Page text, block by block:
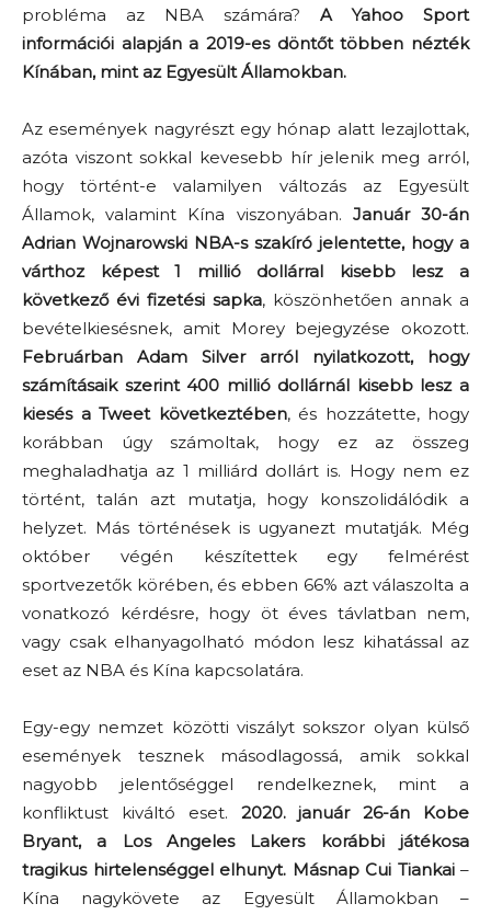
probléma az NBA számára? A Yahoo Sport
információi alapján a 2019-es döntőt többen nézték
Kínában, mint az Egyesült Államokban.
Az események nagyrészt egy hónap alatt lezajlottak,
azóta viszont sokkal kevesebb hír jelenik meg arról,
hogy történt-e valamilyen változás az Egyesült
Államok, valamint Kína viszonyában. Január 30-án
Adrian Wojnarowski NBA-s szakíró jelentette, hogy a
várthoz képest 1 millió dollárral kisebb lesz a
következő évi fizetési sapka, köszönhetően annak a
bevételkiesésnek, amit Morey bejegyzése okozott.
Februárban Adam Silver arról nyilatkozott, hogy
számításaik szerint 400 millió dollárnál kisebb lesz a
kiesés a Tweet következtében, és hozzátette, hogy
korábban úgy számoltak, hogy ez az összeg
meghaladhatja az 1 milliárd dollárt is. Hogy nem ez
történt, talán azt mutatja, hogy konszolidálódik a
helyzet. Más történések is ugyanezt mutatják. Még
október végén készítettek egy felmérést
sportvezetők körében, és ebben 66% azt válaszolta a
vonatkozó kérdésre, hogy öt éves távlatban nem,
vagy csak elhanyagolható módon lesz kihatással az
eset az NBA és Kína kapcsolatára.
Egy-egy nemzet közötti viszályt sokszor olyan külső
események tesznek másodlagossá, amik sokkal
nagyobb jelentőséggel rendelkeznek, mint a
konfliktust kiváltó eset. 2020. január 26-án Kobe
Bryant, a Los Angeles Lakers korábbi játékosa
tragikus hirtelenséggel elhunyt. Másnap Cui Tiankai–
Kína nagykövete az Egyesült Államokban –